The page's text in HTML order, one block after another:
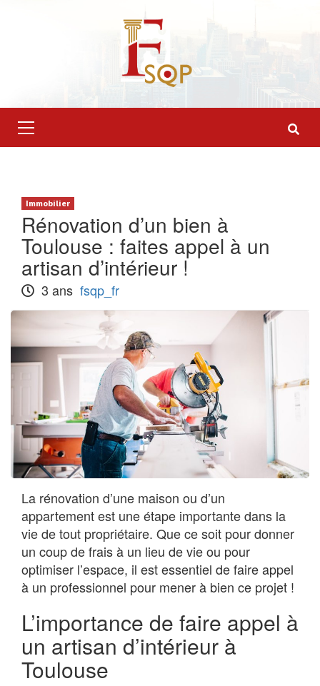
Primary
Menu
Immobilier
Rénovation d’un bien à
Toulouse : faites appel à un
artisan d’intérieur !
3 ans fsqp_fr
La rénovation d’une maison ou d’un
appartement est une étape importante dans la
vie de tout propriétaire. Que ce soit pour donner
un coup de frais à un lieu de vie ou pour
optimiser l’espace, il est essentiel de faire appel
à un professionnel pour mener à bien ce projet !
L’importance de faire appel à
un artisan d’intérieur à
Toulouse